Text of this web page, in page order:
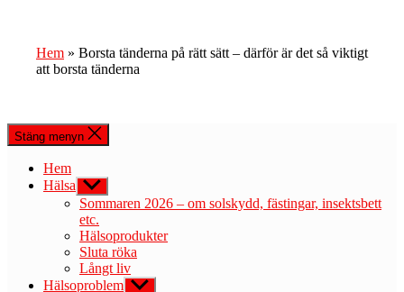
Hem » Borsta tänderna på rätt sätt – därför är det så viktigt
att borsta tänderna
Stäng menyn
Hem
Hälsa Visa
undermeny
Sommaren 2026 – om solskydd, fästingar, insektsbett
etc.
Hälsoprodukter
Sluta röka
Långt liv
Hälsoproblem Visa